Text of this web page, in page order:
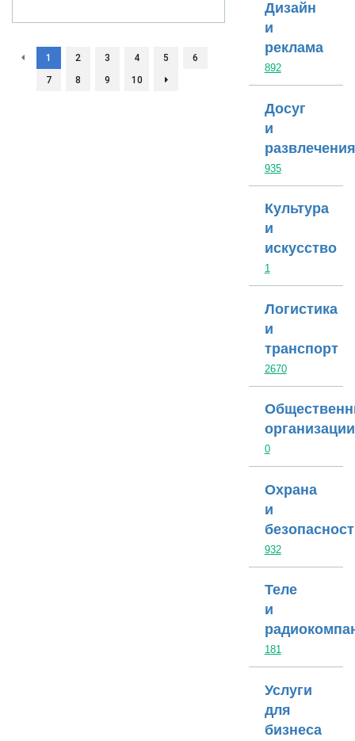
1 2 3 4 5
6
7
8 9 10
Дизайн
и
реклама
892
Досуг
и
развлечения
935
Культура
и
искусство
1
Логистика
и
транспорт
2670
организации
0
Охрана
и
932
Теле
и
181
Услуги
для
бизнеса